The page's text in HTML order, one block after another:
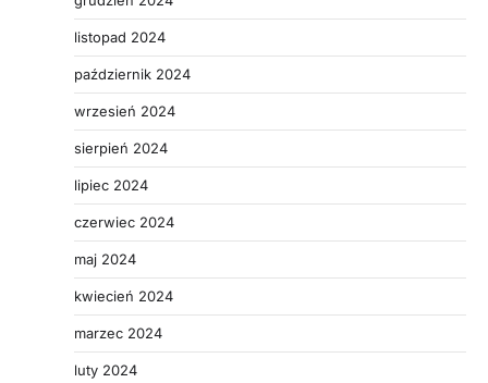
listopad 2024
październik 2024
wrzesień 2024
sierpień 2024
lipiec 2024
czerwiec 2024
maj 2024
kwiecień 2024
marzec 2024
luty 2024